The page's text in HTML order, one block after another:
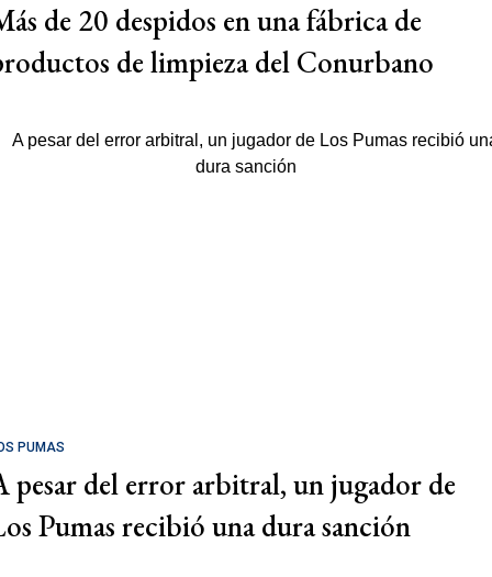
de 20 despidos en una fábrica de
de limpieza del Conurbano
PUMAS
pesar del error arbitral, un jugador de
Pumas recibió una dura sanción